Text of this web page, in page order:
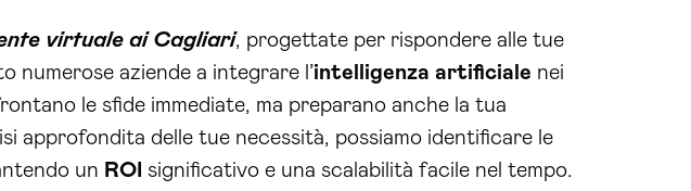
virtuale ai Cagliari, progettate per rispondere alle tue
numerose aziende a integrare l’intelligenza artificiale nei
le sfide immediate, ma preparano anche la tua
approfondita delle tue necessità, possiamo identificare le
un ROI significativo e una scalabilità facile nel tempo.